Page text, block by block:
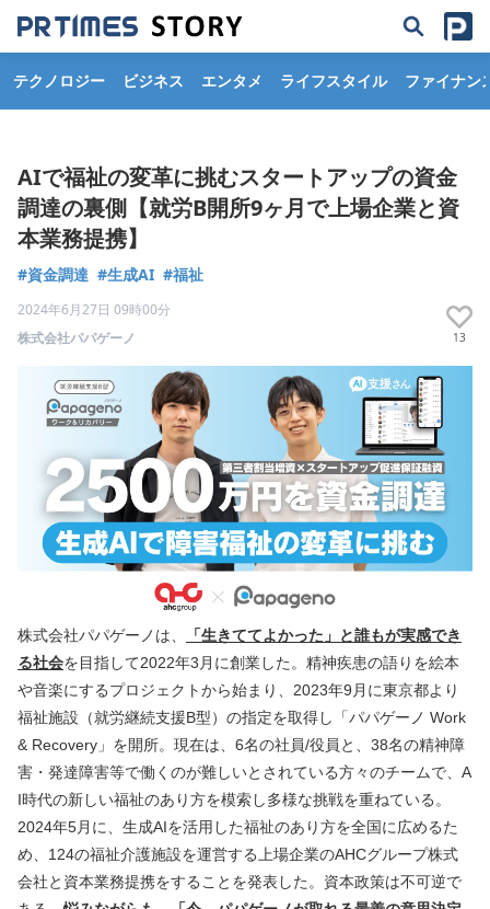
テクノロジー ビジネス エンタメ ライフスタイル ファイナン
AIで福祉の変革に挑むスタートアップの資金
調達の裏側【就労B開所9ヶ月で上場企業と資
本業務提携】
#資金調達 #生成AI #福祉
2024年6月27日 09時00分
株式会社パパゲーノ
13
株式会社パパゲーノは、
「生きててよかった」と誰もが実感でき
る社会を目指して2022年3月に創業した。精神疾患の語りを絵本
や音楽にするプロジェクトから始まり、2023年9月に東京都より
福祉施設（就労継続支援B型）の指定を取得し「パパゲーノ Work
& Recovery」を開所。現在は、6名の社員/役員と、38名の精神障
害・発達障害等で働くのが難しいとされている方々のチームで、A
I時代の新しい福祉のあり方を模索し多様な挑戦を重ねている。
2024年5月に、生成AIを活用した福祉のあり方を全国に広めるた
め、124の福祉介護施設を運営する上場企業のAHCグループ株式
会社と資本業務提携をすることを発表した。資本政策は不可逆で